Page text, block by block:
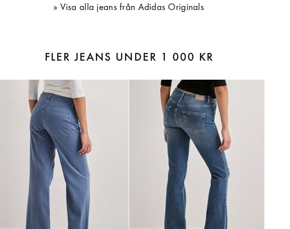
Visa alla jeans från Adidas Originals
FLER JEANS UNDER 1 000 KR